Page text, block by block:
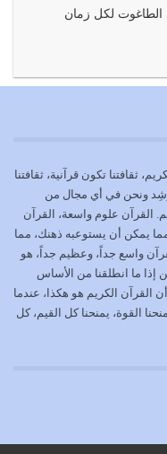
بها كما ينبغي لكي
وهو بمثابة سبب بينهم
فيتم على أيدينا ضرب
الطاغوت لكل زمان
ثقافتنا تكون قرآنية، ثقافتنا
نُرْشِد ونحن في أي مجال من
القرآن علوم واسعة، القرآن
يمكن أن يستوعبه ذهنك، مما
واسع جداً، وعظيم جداً، هو
إذا ما انطلقنا من الأساس
القرآن الكريم هو هكذا، عندما
القوة، يمنحنا كل القيم، كل
بثقافة القرآن الكريم